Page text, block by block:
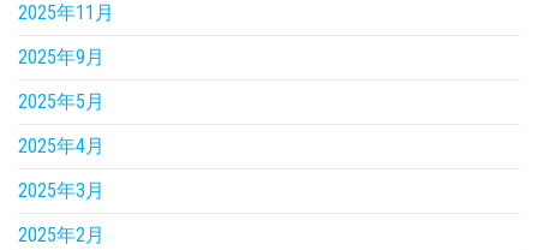
2025年11月
2025年9月
2025年5月
2025年4月
2025年3月
2025年2月